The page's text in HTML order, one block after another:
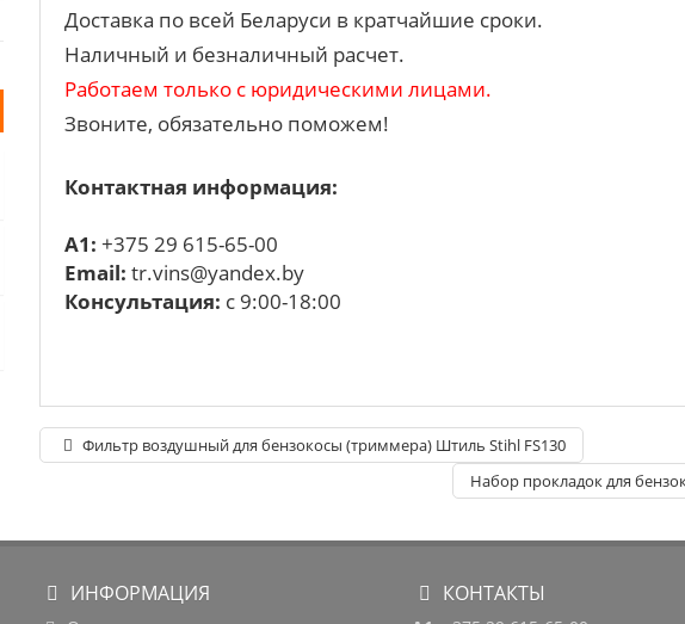
Доставка по всей Беларуси в кратчайшие сроки.
Наличный и безналичный расчет.
Работаем только с юридическими лицами.
Звоните, обязательно поможем!
Контактная информация:
A1: +375 29 615-65-00
Email: tr.vins@yandex.by
Консультация: с 9:00-18:00
Фильтр воздушный для бензокосы (триммера) Штиль Stihl FS130
Набор прокладок для
ИНФОРМАЦИЯ КОНТАКТЫ